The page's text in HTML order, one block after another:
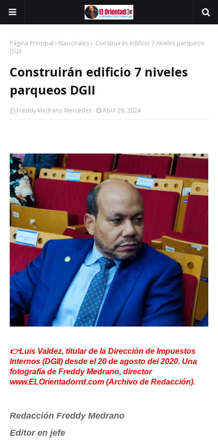
Página Principal Nacionales
Construirán edificio 7 niveles parqueos
DGII
Construirán edificio 7 niveles
parqueos DGII
Freddy Medrano Mercedes Abril 28, 2024
👉Luis Valdez, titular de la Dirección de Impuestos
Internos (DGII) desde el 20 de agosto del 2020. Una
fotografía de Freddy Medrano, director
www.ELOrientadorrd.com (Archivo de Redacción).
Redacción Freddy Medrano
Editor en jefe